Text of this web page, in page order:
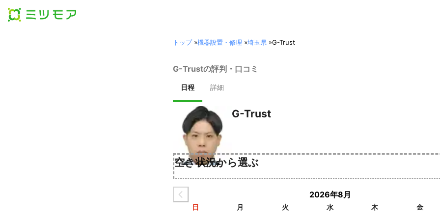
トップ»機器設置・修理 »埼玉県 »G-Trust
G-Trustの評判・口コミ
日程 詳細
G-Trust
空き状況から選ぶ
2026年8月
日 月 火 水 木 金